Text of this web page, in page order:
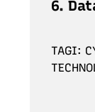
6.
TAGI: